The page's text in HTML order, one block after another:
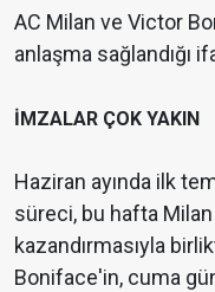
AC Milan ve Victor
anlaşma sağlandığı
İMZALAR ÇOK YAKIN
Haziran ayında ilk
süreci, bu hafta
kazandırmasıyla
Boniface'in, cuma